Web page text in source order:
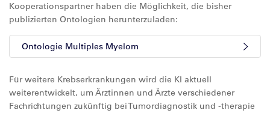
Kooperationspartner haben die Möglichkeit, die bisher
publizierten Ontologien herunterzuladen:
Ontologie Multiples Myelom
Für weitere Krebserkrankungen wird die KI aktuell
weiterentwickelt, um Ärztinnen und Ärzte verschiedener
Fachrichtungen zukünftig bei Tumordiagnostik und -therapie